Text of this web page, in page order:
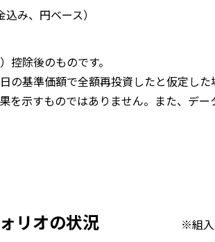
み、円ベース）
控除後のものです。
の基準価額で全額再投資したと仮定し
を示すものではありません。また、デ
リオの状況 ※組入